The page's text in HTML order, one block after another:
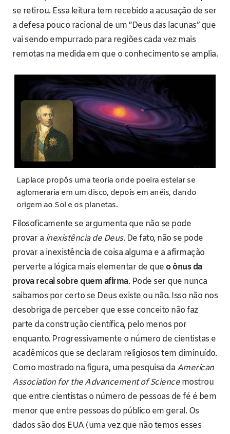
se retirou. Essa leitura tem recebido a acusação de ser
a defesa pouco racional de um “Deus das lacunas” que
vai sendo empurrado para regiões cada vez mais
remotas na medida em que o conhecimento se amplia.
Laplace propôs uma teoria onde poeira estelar se
aglomeraria em um disco, depois em anéis, dando
origem ao Sol e os planetas.
Filosoficamente se argumenta que não se pode
provar ainexistência de Deus. De fato, não se pode
provar a inexistência de coisa alguma e a afirmação
perverte a lógica mais elementar de que o ônus da
prova recai sobre quem afirma. Pode ser que nunca
saibamos por certo se Deus existe ou não. Isso não nos
desobriga de perceber que esse conceito não faz
parte da construção científica, pelo menos por
enquanto. Progressivamente o número de cientistas e
acadêmicos que se declaram religiosos tem diminuído.
Como mostrado na figura, uma pesquisa daAmerican
Association for the Advancement of Sciencemostrou
que entre cientistas o número de pessoas de fé é bem
menor que entre pessoas do público em geral. Os
dados são dos EUA (uma vez que não temos esses